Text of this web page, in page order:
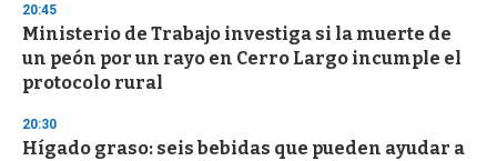
20:45
Ministerio de Trabajo investiga si la muerte de
un peón por un rayo en Cerro Largo incumple el
protocolo rural
20:30
Hígado graso: seis bebidas que pueden ayudar a